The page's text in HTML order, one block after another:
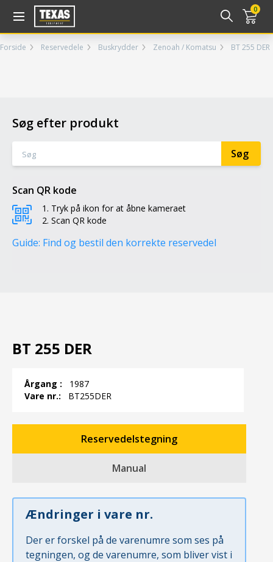
0
Forside Reservedele Buskrydder Zenoah / Komatsu BT 255 DER
Søg efter produkt
Scan QR kode
Tryk på ikon for at åbne kameraet
Scan QR kode
Guide: Find og bestil den korrekte reservedel
BT 255 DER
Årgang :
1987
Vare nr.:
BT255DER
Reservedelstegning
Manual
Ændringer i vare nr.
Der er forskel på de varenumre som ses på
tegningen, og de varenumre, som bliver vist i